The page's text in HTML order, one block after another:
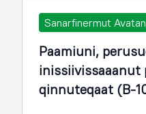
Sanarfinermut
Paamiuni,
qinnuteqaat (B-